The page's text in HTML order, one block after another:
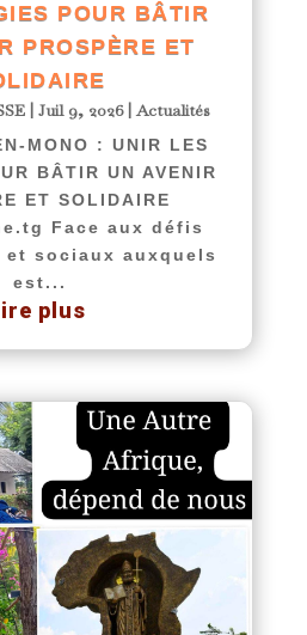
POUR BÂTIR
PROSPÈRE ET
| Juil 9, 2026|Actualités
MONO : UNIR LES
BÂTIR UN AVENIR
ET SOLIDAIRE
Face aux défis
et sociaux auxquels
est...
lire plus